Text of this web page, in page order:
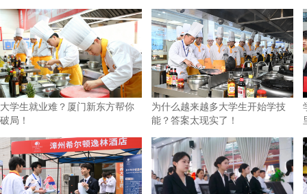
大学生就业难？厦门新东方帮你
破局！
为什么越来越多大学生开始学技
能？答案太现实了！